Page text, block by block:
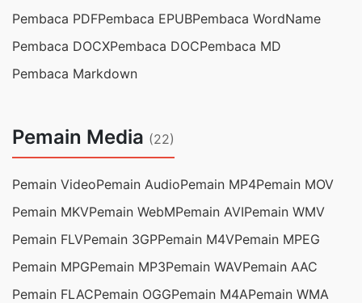
Pembaca PDFPembaca EPUBPembaca WordName
Pembaca DOCXPembaca DOCPembaca MD
Pembaca Markdown
Pemain Media (22)
Pemain VideoPemain AudioPemain MP4Pemain MOV
Pemain MKVPemain WebMPemain AVIPemain WMV
Pemain FLVPemain 3GPPemain M4VPemain MPEG
Pemain MPGPemain MP3Pemain WAVPemain AAC
Pemain FLACPemain OGGPemain M4APemain WMA